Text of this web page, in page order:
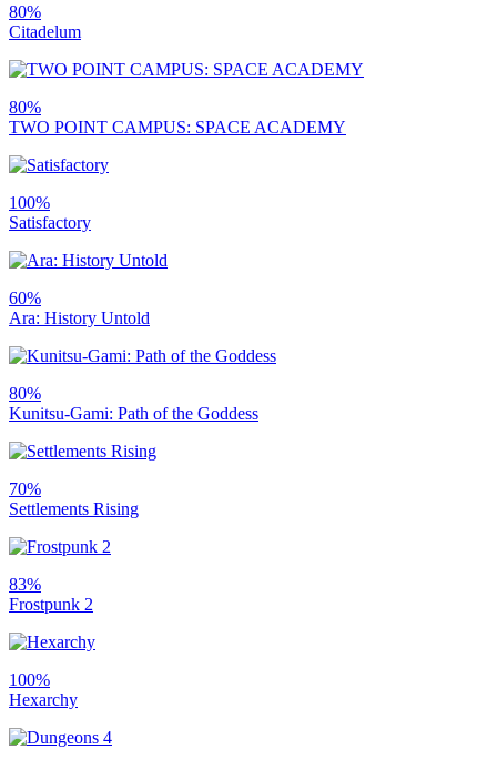
80%
Citadelum
80%
TWO POINT CAMPUS: SPACE ACADEMY
100%
Satisfactory
60%
Ara: History Untold
80%
Kunitsu-Gami: Path of the Goddess
70%
Settlements Rising
83%
Frostpunk 2
100%
Hexarchy